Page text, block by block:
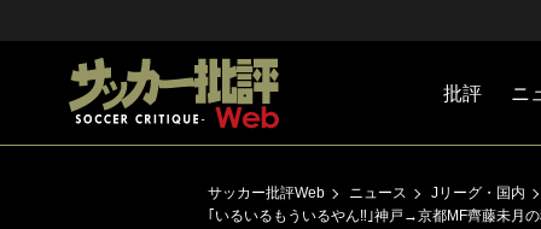
批評 ニ
サッカー批評Web ニュース
Jリーグ・国内
｢いるいるもういるやん‼︎｣神戸→京都MF齊藤未月